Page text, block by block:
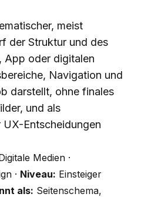
meist
der Struktur und des
App oder digitalen
Navigation und
darstellt, ohne finales
und als
Entscheidungen
Medien ·
· Niveau: Einsteiger
als: Seitenschema,